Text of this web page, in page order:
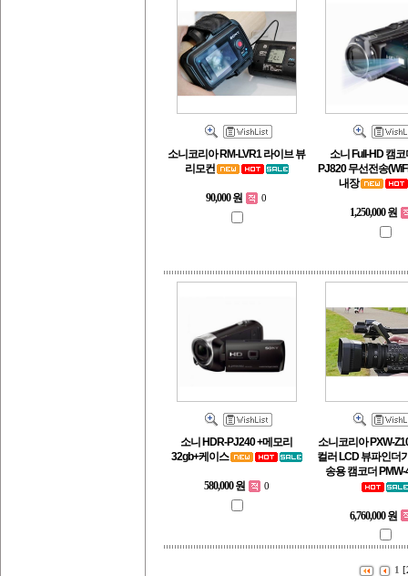
소니코리아 RM-LVR1 라이브 뷰
리모컨
90,000 원 0
소니 Full-HD 캠코
PJ820 무선전송
내장
1,250,000 원
소니 HDR-PJ240 +메모리
32gb+케이스
580,000 원 0
소니코리아 PXW-
컬러 LCD 뷰파인더
송용 캠코더
6,760,000 원
1